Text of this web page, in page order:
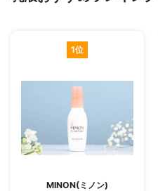
1位
MINON(ミノン)